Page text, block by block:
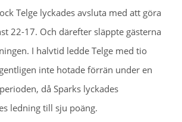
Telge lyckades avsluta med att göra
22-17. Och därefter släppte gästerna
I halvtid ledde Telge med tio
inte hotade förrän under en
då Sparks lyckades
ledning till sju poäng.